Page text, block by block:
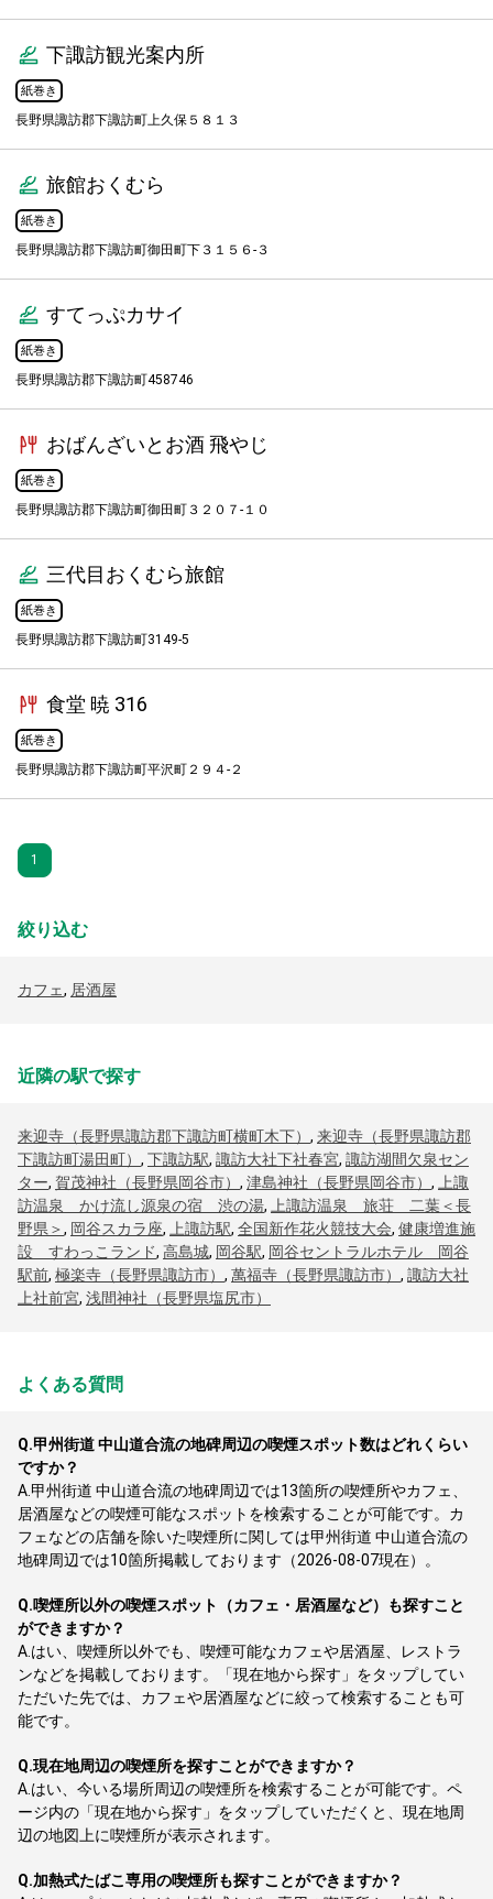
下諏訪観光案内所
紙巻き
長野県諏訪郡下諏訪町上久保５８１３
旅館おくむら
紙巻き
長野県諏訪郡下諏訪町御田町下３１５６-３
すてっぷカサイ
紙巻き
長野県諏訪郡下諏訪町458746
おばんざいとお酒 飛やじ
紙巻き
長野県諏訪郡下諏訪町御田町３２０７-１０
三代目おくむら旅館
紙巻き
長野県諏訪郡下諏訪町3149-5
食堂 暁 316
紙巻き
長野県諏訪郡下諏訪町平沢町２９４-２
1
絞り込む
カフェ, 居酒屋
近隣の駅で探す
来迎寺（長野県諏訪郡下諏訪町横町木下） , 来迎寺（長野県諏訪郡
下諏訪町湯田町） , 下諏訪駅, 諏訪大社下社春宮, 諏訪湖間欠泉セン
ター, 賀茂神社（長野県岡谷市） , 津島神社（長野県岡谷市） ,
上諏
訪温泉 かけ流し源泉の宿 渋の湯,
上諏訪温泉 旅荘 二葉＜長
野県＞, 岡谷スカラ座, 上諏訪駅, 全国新作花火競技大会, 健康増進施
設 すわっこランド, 高島城, 岡谷駅, 岡谷セントラルホテル 岡谷
駅前, 極楽寺（長野県諏訪市） , 萬福寺（長野県諏訪市） , 諏訪大社
上社前宮, 浅間神社（長野県塩尻市）
よくある質問
Q.甲州街道 中山道合流の地碑周辺の喫煙スポット数はどれくらい
ですか？
A. 甲州街道 中山道合流の地碑周辺では13箇所の喫煙所やカフェ、
居酒屋などの喫煙可能なスポットを検索することが可能です。カ
フェなどの店舗を除いた喫煙所に関しては甲州街道 中山道合流の
地碑周辺では10箇所掲載しております（2026-08-07現在）。
Q.喫煙所以外の喫煙スポット（カフェ・居酒屋など）も探すこと
ができますか？
A. はい、喫煙所以外でも、喫煙可能なカフェや居酒屋、レストラ
ンなどを掲載しております。「現在地から探す」をタップしてい
ただいた先では、カフェや居酒屋などに絞って検索することも可
能です。
Q.現在地周辺の喫煙所を探すことができますか？
A. はい、今いる場所周辺の喫煙所を検索することが可能です。ペ
ージ内の「現在地から探す」をタップしていただくと、現在地周
辺の地図上に喫煙所が表示されます。
Q.加熱式たばこ専用の喫煙所も探すことができますか？